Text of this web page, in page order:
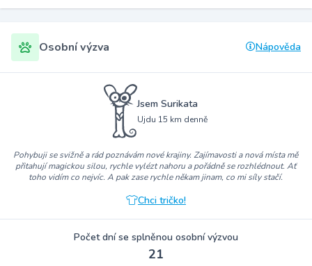
Osobní výzva Nápověda
Jsem Surikata
Ujdu 15 km denně
Pohybuji se svižně a rád poznávám nové krajiny. Zajímavosti a nová místa mě
přitahují magickou silou, rychle vylézt nahoru a pořádně se rozhlédnout. Ať
toho vidím co nejvíc. A pak zase rychle někam jinam, co mi síly stačí.
Chci tričko!
Počet dní se splněnou osobní výzvou
21